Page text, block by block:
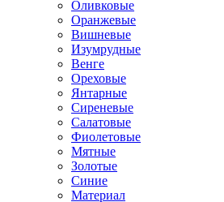
Оливковые
Оранжевые
Вишневые
Изумрудные
Венге
Ореховые
Янтарные
Сиреневые
Салатовые
Фиолетовые
Мятные
Золотые
Синие
Материал